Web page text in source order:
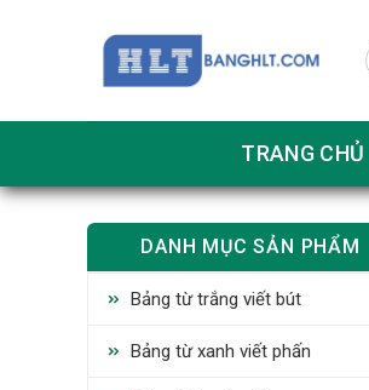
TRANG CHỦ
DANH MỤC SẢN PHẨM
Bảng từ trắng viết bút
Bảng từ xanh viết phấn